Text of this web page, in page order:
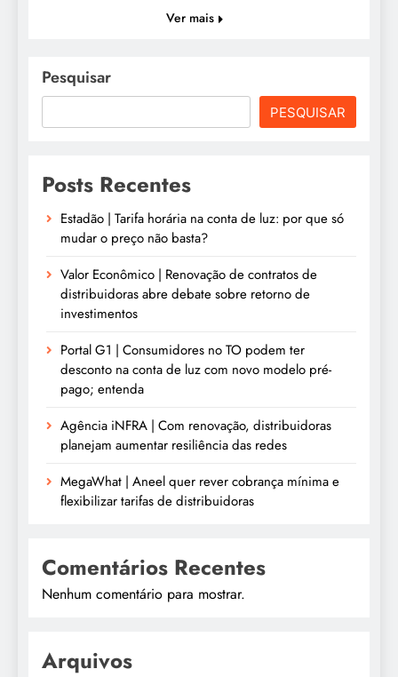
Ver mais
Pesquisar
PESQUISAR
Posts Recentes
Estadão | Tarifa horária na conta de luz: por que só
mudar o preço não basta?
Valor Econômico | Renovação de contratos de
distribuidoras abre debate sobre retorno de
investimentos
Portal G1 | Consumidores no TO podem ter
desconto na conta de luz com novo modelo pré-
pago; entenda
Agência iNFRA | Com renovação, distribuidoras
planejam aumentar resiliência das redes
MegaWhat | Aneel quer rever cobrança mínima e
flexibilizar tarifas de distribuidoras
Comentários Recentes
Nenhum comentário para mostrar.
Arquivos